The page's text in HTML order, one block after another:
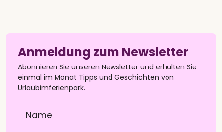
Anmeldung zum Newsletter
Abonnieren Sie unseren Newsletter und erhalten Sie
einmal im Monat Tipps und Geschichten von
Urlaubimferienpark.
Name